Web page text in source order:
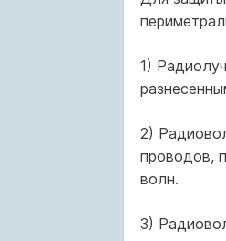
1)
2)
проводов,
волн.
3)